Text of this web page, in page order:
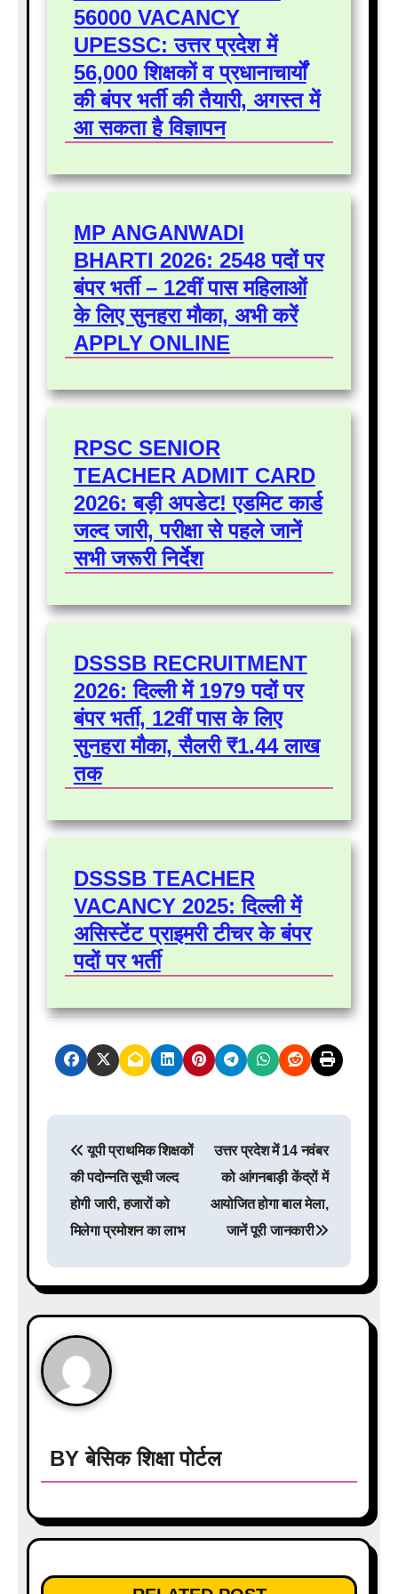
56000 VACANCY
UPESSC: उत्तर प्रदेश में
56,000 शिक्षकों व प्रधानाचार्यों
की बंपर भर्ती की तैयारी, अगस्त में
आ सकता है विज्ञापन
MP ANGANWADI
BHARTI 2026: 2548 पदों पर
बंपर भर्ती – 12वीं पास महिलाओं
के लिए सुनहरा मौका, अभी करें
APPLY ONLINE
RPSC SENIOR
TEACHER ADMIT CARD
2026: बड़ी अपडेट! एडमिट कार्ड
जल्द जारी, परीक्षा से पहले जानें
सभी जरूरी निर्देश
DSSSB RECRUITMENT
2026: दिल्ली में 1979 पदों पर
बंपर भर्ती, 12वीं पास के लिए
सुनहरा मौका, सैलरी ₹1.44 लाख
तक
DSSSB TEACHER
VACANCY 2025: दिल्ली में
असिस्टेंट प्राइमरी टीचर के बंपर
पदों पर भर्ती
n
a
v
i
a
i
o
यूपी प्राथमिक शिक्षकों
की पदोन्नति सूची जल्द
होगी जारी, हजारों को
मिलेगा प्रमोशन का लाभ
उत्तर प्रदेश में 14 नवंबर
को आंगनबाड़ी केंद्रों में
आयोजित होगा बाल मेला,
जानें पूरी जानकारी
BYबेसिक शिक्षा पोर्टल